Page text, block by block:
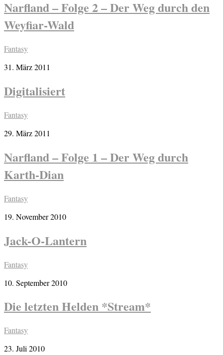
Narfland – Folge 2 – Der Weg durch den
Weyfiar-Wald
Fantasy
31. März 2011
Digitalisiert
Fantasy
29. März 2011
Narfland – Folge 1 – Der Weg durch
Karth-Dian
Fantasy
19. November 2010
Jack-O-Lantern
Fantasy
10. September 2010
Die letzten Helden *Stream*
Fantasy
23. Juli 2010